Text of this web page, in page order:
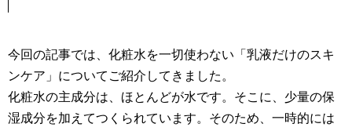
今回の記事では、化粧水を一切使わない「乳液だけのスキ
ンケア」についてご紹介してきました。
化粧水の主成分は、ほとんどが水です。そこに、少量の保
湿成分を加えてつくられています。そのため、一時的には